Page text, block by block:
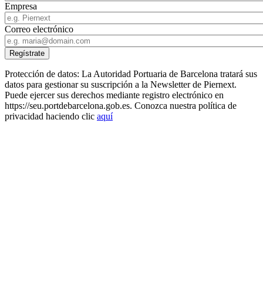
Empresa
Correo electrónico
Protección de datos: La Autoridad Portuaria de Barcelona tratará sus
datos para gestionar su suscripción a la Newsletter de Piernext.
Puede ejercer sus derechos mediante registro electrónico en
https://seu.portdebarcelona.gob.es. Conozca nuestra política de
privacidad haciendo clic aquí